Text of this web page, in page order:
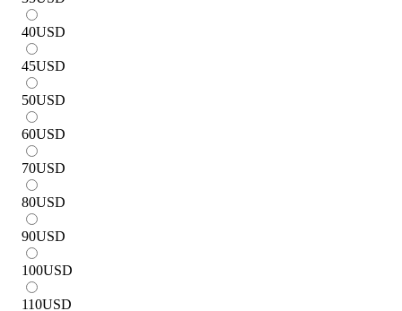
40USD
45USD
50USD
60USD
70USD
80USD
90USD
100USD
110USD